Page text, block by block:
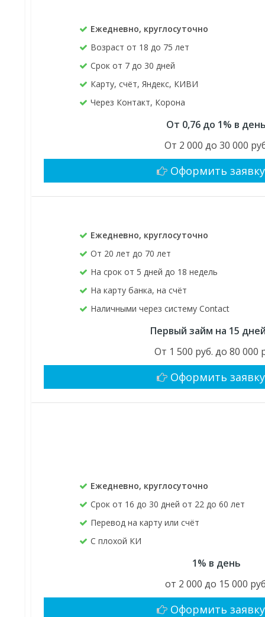
Ежедневно, круглосуточно
Возраст от 18 до 75 лет
Срок от 7 до 30 дней
Карту, счёт, Яндекс, КИВИ
Через Контакт, Корона
От 0,76 до 1% в
От 2 000 до 30 000
Оформить заявку
Ежедневно, круглосуточно
От 20 лет до 70 лет
На срок от 5 дней до 18 недель
На карту банка, на счёт
Наличными через систему Contact
Первый займ на 15
От 1 500 руб. до 80 000
Оформить заявку
Ежедневно, круглосуточно
Срок от 16 до 30 дней от 22 до 60 лет
Перевод на карту или счёт
С плохой КИ
1% в день
от 2 000 до 15 000
Оформить заявку